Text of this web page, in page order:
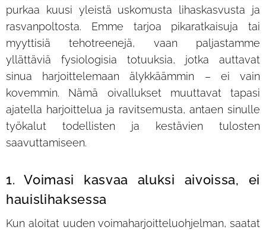
purkaa kuusi yleistä uskomusta lihaskasvusta ja
rasvanpoltosta. Emme tarjoa pikaratkaisuja tai
myyttisiä tehotreenejä, vaan paljastamme
yllättäviä fysiologisia totuuksia, jotka auttavat
sinua harjoittelemaan älykkäämmin – ei vain
kovemmin. Nämä oivallukset muuttavat tapasi
ajatella harjoittelua ja ravitsemusta, antaen sinulle
työkalut todellisten ja kestävien tulosten
saavuttamiseen.
1. Voimasi kasvaa aluksi aivoissa, ei
hauislihaksessa
Kun aloitat uuden voimaharjoitteluohjelman, saatat